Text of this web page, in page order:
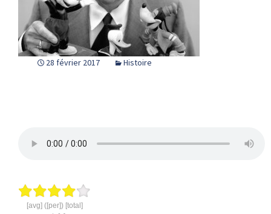
28 février 2017 Histoire
[avg] ([per]) [total]